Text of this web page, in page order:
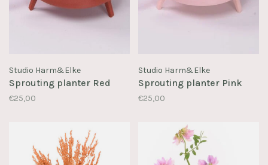
Studio Harm&Elke
Sprouting planter Red
€25,00
Studio Harm&Elke
Sprouting planter Pink
€25,00